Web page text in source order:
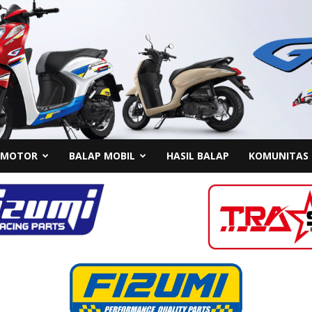
BALAP MOBIL HASIL BALAP KOMUNITAS